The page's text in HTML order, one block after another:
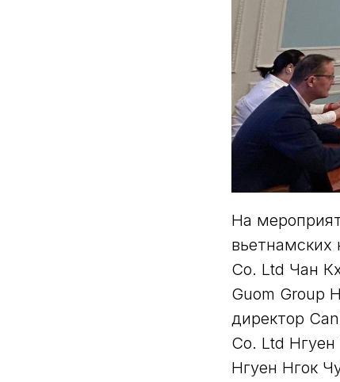
На
вьетнамских
Co. Ltd Чан
Guom Group
директор
Co. Ltd
Нгуен Нгок